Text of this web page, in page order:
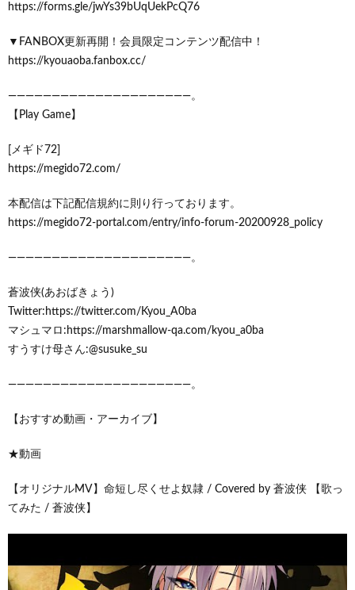
https://forms.gle/jwYs39bUqUekPcQ76
▼FANBOX更新再開！会員限定コンテンツ配信中！
https://kyouaoba.fanbox.cc/
―――――――――――――――――――――。
【Play Game】
[メギド72]
https://megido72.com/
本配信は下記配信規約に則り行っております。
https://megido72-portal.com/entry/info-forum-20200928_policy
―――――――――――――――――――――。
蒼波侠(あおばきょう)
Twitter:https://twitter.com/Kyou_A0ba
マシュマロ:https://marshmallow-qa.com/kyou_a0ba
すうすけ母さん:@susuke_su
―――――――――――――――――――――。
【おすすめ動画・アーカイブ】
★動画
【オリジナルMV】命短し尽くせよ奴隷 / Covered by 蒼波侠 【歌っ
てみた / 蒼波侠】